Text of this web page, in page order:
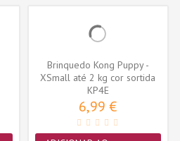
Brinquedo Kong Puppy -
XSmall até 2 kg cor sortida
(KP4E)
KP4E
6,99 €